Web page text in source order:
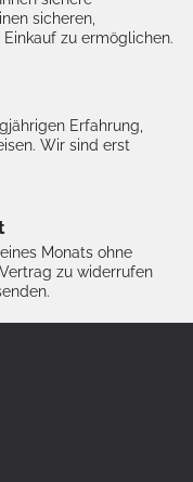
sicheren,
zu ermöglichen.
Erfahrung,
Wir sind erst
Monats ohne
zu widerrufen